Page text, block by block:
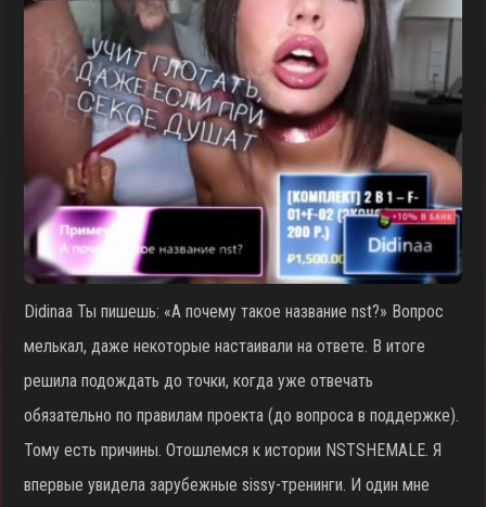
Didinaa Ты пишешь: «А почему такое название nst?» Вопрос
мелькал, даже некоторые настаивали на ответе. В итоге
решила подождать до точки, когда уже отвечать
обязательно по правилам проекта (до вопроса в поддержке).
Тому есть причины. Отошлемся к истории NSTSHEMALE. Я
впервые увидела зарубежные sissy-тренинги. И один мне